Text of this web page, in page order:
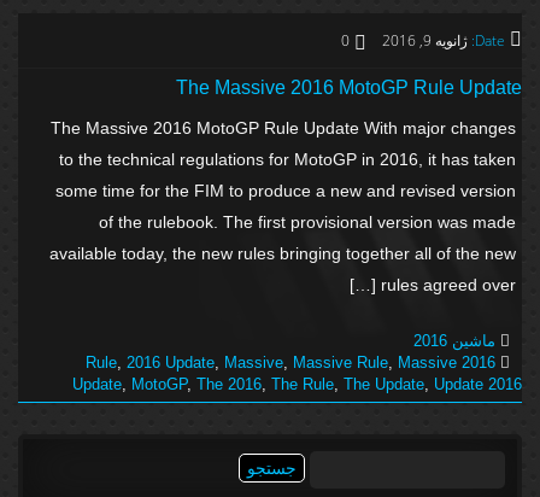
Date: ژانویه 9, 2016 0
The Massive 2016 MotoGP Rule Update
The Massive 2016 MotoGP Rule Update With major changes
to the technical regulations for MotoGP in 2016, it has taken
some time for the FIM to produce a new and revised version
of the rulebook. The first provisional version was made
available today, the new rules bringing together all of the new
rules agreed over […]
ماشین 2016
2016 Rule
,2016 Update,Massive,Massive Rule,Massive
Update,MotoGP,The 2016,The Rule,The Update,Update 2016